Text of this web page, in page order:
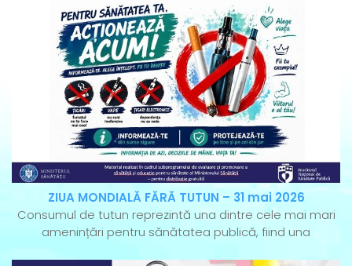
ZIUA MONDIALĂ FĂRĂ TUTUN – 31 mai 2026
Consumul de tutun reprezintă una dintre cele mai mari
amenințări pentru sănătatea publică, fiind una